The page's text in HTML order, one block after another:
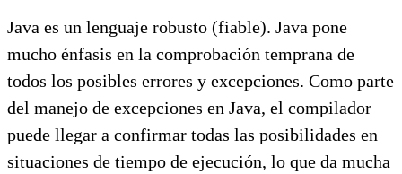
Java es un lenguaje robusto (fiable). Java pone
mucho énfasis en la comprobación temprana de
todos los posibles errores y excepciones. Como parte
del manejo de excepciones en Java, el compilador
puede llegar a confirmar todas las posibilidades en
situaciones de tiempo de ejecución, lo que da mucha